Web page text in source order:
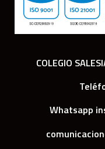
COLEGIO
Whatsapp